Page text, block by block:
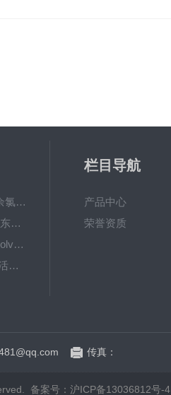
6867000哈希cl17余氯分析仪色度计模块、哈希cl17比色池现货
DKK-TOA日本dkk东亚电波水质仪器电极耗材
LiChrosolvLiChrosolv®HPLC色谱纯溶剂
EXP033哈希COD活塞泵价格 EXP033
栏目导航
产品中心
荣誉资质
传真：
备案号：沪ICP备13036812号-4